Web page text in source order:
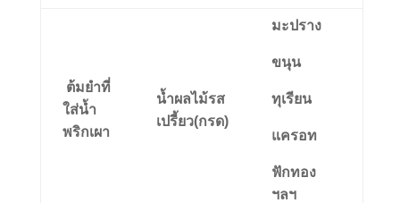
ต้มยำที่
ใส่น้ำ
พริกเผา
น้ำผลไม้รส
เปรี้ยว(กรด)
มะปราง
ขนุน
ทุเรียน
แครอท
ฟักทอง
ฯลฯ